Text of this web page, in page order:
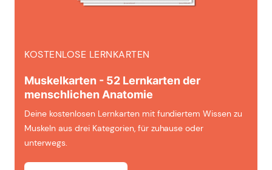
KOSTENLOSE LERNKARTEN
Muskelkarten - 52 Lernkarten der
menschlichen Anatomie
Deine kostenlosen Lernkarten mit fundiertem Wissen zu
Muskeln aus drei Kategorien, für zuhause oder
unterwegs.